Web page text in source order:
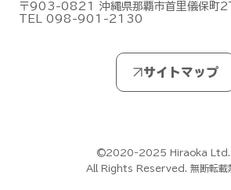
©2020-2025 Hiraoka Ltd.
All Rights Reserved. 無断転載
〒903-0821 沖縄県那覇市首里儀保町
TEL 098-901-2130